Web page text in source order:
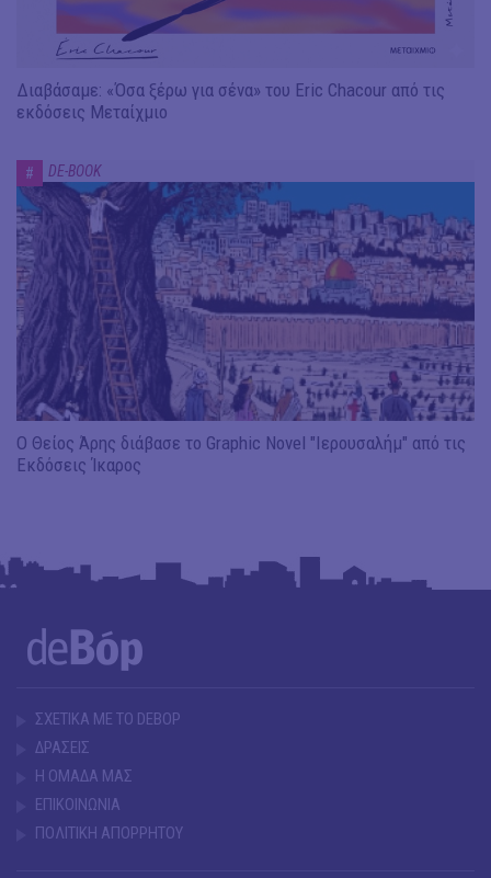
Διαβάσαμε: «Όσα ξέρω για σένα» του Eric Chacour από τις
εκδόσεις Μεταίχμιο
# DE-BOOK
Ο Θείος Άρης διάβασε το Graphic Novel "Ιερουσαλήμ" από τις
Εκδόσεις Ίκαρος
ΣΧΕΤΙΚΑ ΜΕ ΤΟ DEBOP
ΔΡΑΣΕΙΣ
Η ΟΜΑΔΑ ΜΑΣ
ΕΠΙΚΟΙΝΩΝΙΑ
ΠΟΛΙΤΙΚΗ ΑΠΟΡΡΗΤΟΥ